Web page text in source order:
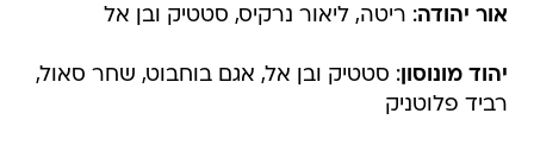
יהוד מונוסון: סטטיק ובן אל, אגם בוחבוט, שחר סאול,
ראש העין: שלומי שבת, אגם בוחבוט, אביב גפן,